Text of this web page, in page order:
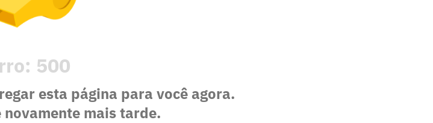
500
esta página para você agora.
mais tarde.